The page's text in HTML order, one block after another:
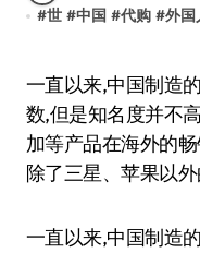
#世 #中国 #代购 #外国
一直以来,中国制造的电子产品就占有世界的绝大多
数,但是知名度并不
加等产品在海外的
除了三星、苹果以外
一直以来,中国制造